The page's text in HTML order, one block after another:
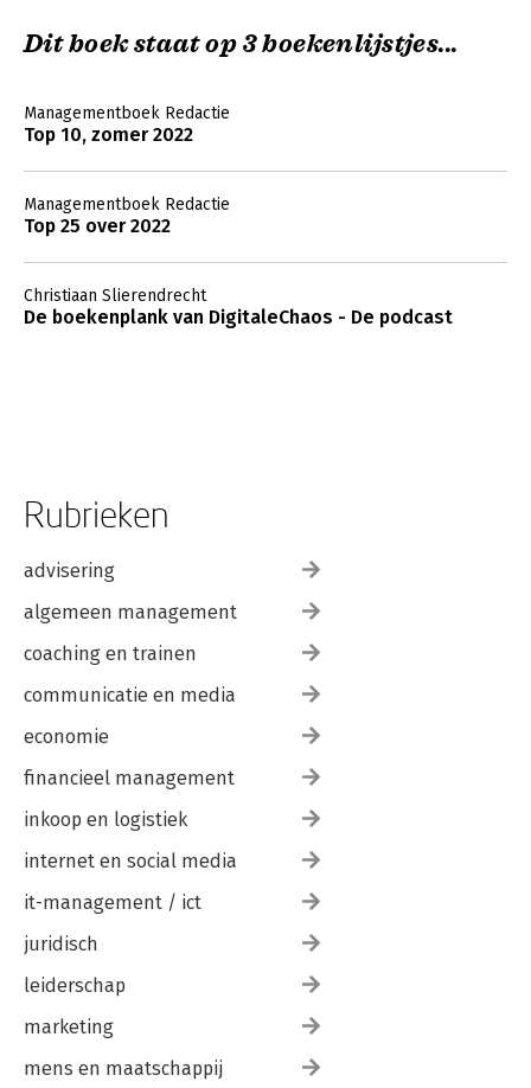
Dit boek staat op 3 boekenlijstjes...
Managementboek Redactie
Top 10, zomer 2022
Managementboek Redactie
Top 25 over 2022
Christiaan Slierendrecht
De boekenplank van DigitaleChaos - De podcast
Rubrieken
advisering
algemeen management
coaching en trainen
communicatie en media
economie
financieel management
inkoop en logistiek
internet en social media
it-management / ict
juridisch
leiderschap
marketing
mens en maatschappij